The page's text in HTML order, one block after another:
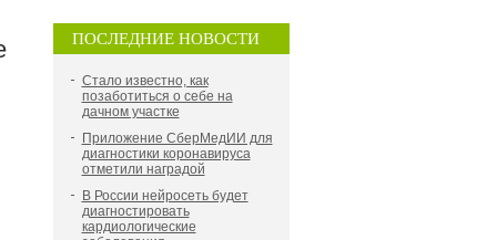
ПОСЛЕДНИЕ НОВОСТИ
Стало известно, как
позаботиться о себе на
дачном участке
Приложение СберМедИИ для
диагностики коронавируса
отметили наградой
В России нейросеть будет
диагностировать
кардиологические